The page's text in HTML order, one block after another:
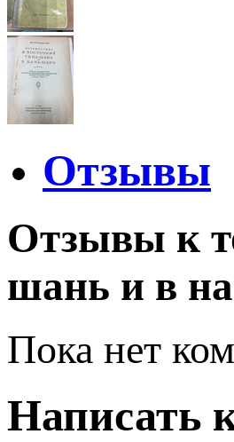
Отзывы
Отзывы к
шань и в
Пока нет
Написать